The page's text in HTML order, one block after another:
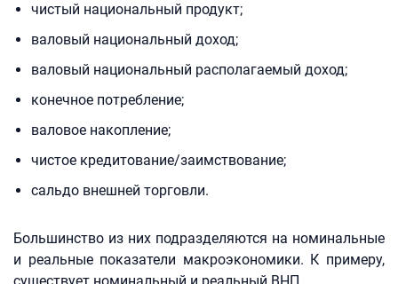
чистый национальный продукт;
валовый национальный доход;
валовый национальный располагаемый доход;
конечное потребление;
валовое накопление;
чистое кредитование/заимствование;
сальдо внешней торговли.
Большинство из них подразделяются на номинальные
и реальные показатели макроэкономики. К примеру,